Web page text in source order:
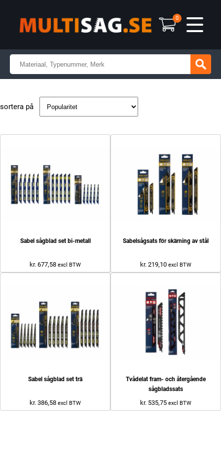
0
sortera på
Sabel sågblad set bi-metall
kr. 677,58 excl BTW
Sabelsågsats för skärning av stål
kr. 219,10 excl BTW
Sabel sågblad set trä
kr. 386,58 excl BTW
Tvådelat fram- och återgående
sågbladssats
kr. 535,75 excl BTW